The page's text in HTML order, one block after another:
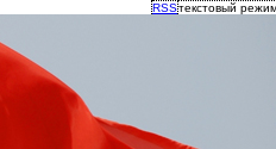
RSSтекстовый